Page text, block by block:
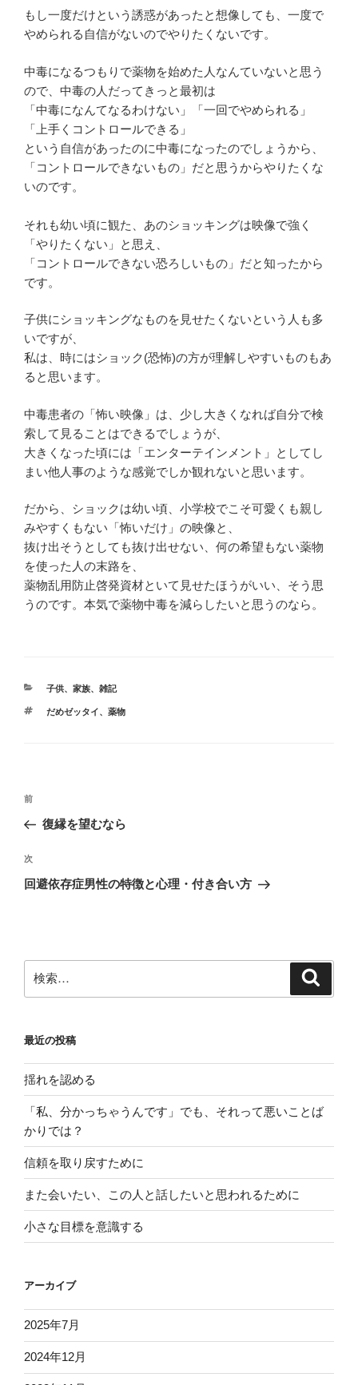
もし一度だけという誘惑があったと想像しても、一度で
やめられる自信がないのでやりたくないです。
中毒になるつもりで薬物を始めた人なんていないと思う
ので、中毒の人だってきっと最初は
「中毒になんてなるわけない」「一回でやめられる」
「上手くコントロールできる」
という自信があったのに中毒になったのでしょうから、
「コントロールできないもの」だと思うからやりたくな
いのです。
それも幼い頃に観た、あのショッキングは映像で強く
「やりたくない」と思え、
「コントロールできない恐ろしいもの」だと知ったから
です。
子供にショッキングなものを見せたくないという人も多
いですが、
私は、時にはショック(恐怖)の方が理解しやすいものもあ
ると思います。
中毒患者の「怖い映像」は、少し大きくなれば自分で検
索して見ることはできるでしょうが、
大きくなった頃には「エンターテインメント」としてし
まい他人事のような感覚でしか観れないと思います。
だから、ショックは幼い頃、小学校でこそ可愛くも親し
みやすくもない「怖いだけ」の映像と、
抜け出そうとしても抜け出せない、何の希望もない薬物
を使った人の末路を、
薬物乱用防止啓発資材といて見せたほうがいい、そう思
うのです。本気で薬物中毒を減らしたいと思うのなら。
カ
ゴ
子供、 家族、 雑記
タ
だめゼッタイ、 薬物
投
ナ
ビ
ゲ
ン
前
の
稿
前
復縁を望むなら
次
の
次
回避依存症男性の特徴と心理・付き合い方
索:
最近の投稿
揺れを認める
「私、分かっちゃうんです」でも、それって悪いことば
かりでは？
信頼を取り戻すために
また会いたい、この人と話したいと思われるために
小さな目標を意識する
アーカイブ
2025年7月
2024年12月